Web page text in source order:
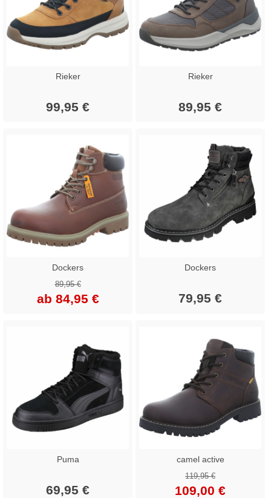
Rieker
99,95 €
Rieker
89,95 €
Dockers
89,95 €
ab 84,95 €
Dockers
79,95 €
Puma
69,95 €
camel active
119,95 €
109,00 €